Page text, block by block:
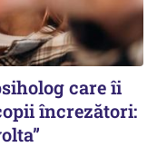
care îi
încrezători: